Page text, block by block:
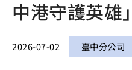
中港守護英雄」
2026-07-02 臺中分公司